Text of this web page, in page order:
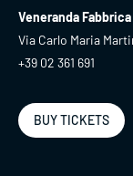
Veneranda
Via Carlo Maria
+39 02 361 691
BUY TICKETS